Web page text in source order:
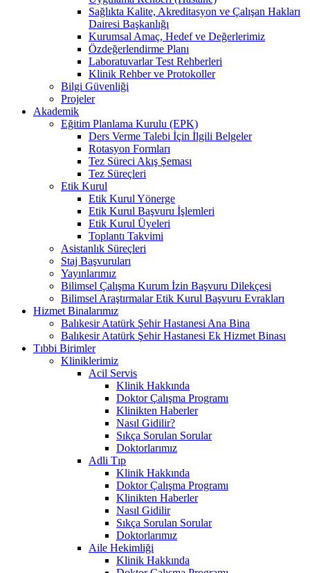
Sağlıkta Kalite, Akreditasyon ve Çalışan Hakları
Dairesi Başkanlığı
Kurumsal Amaç, Hedef ve Değerlerimiz
Özdeğerlendirme Planı
Laboratuvarlar Test Rehberleri
Klinik Rehber ve Protokoller
Bilgi Güvenliği
Projeler
Akademik
Eğitim Planlama Kurulu (EPK)
Ders Verme Talebi İçin İlgili Belgeler
Rotasyon Formları
Tez Süreci Akış Şeması
Tez Süreçleri
Etik Kurul
Etik Kurul Yönerge
Etik Kurul Başvuru İşlemleri
Etik Kurul Üyeleri
Toplantı Takvimi
Asistanlık Süreçleri
Staj Başvuruları
Yayınlarımız
Bilimsel Çalışma Kurum İzin Başvuru Dilekçesi
Bilimsel Araştırmalar Etik Kurul Başvuru Evrakları
Hizmet Binalarımız
Balıkesir Atatürk Şehir Hastanesi Ana Bina
Balıkesir Atatürk Şehir Hastanesi Ek Hizmet Binası
Tıbbi Birimler
Kliniklerimiz
Acil Servis
Klinik Hakkında
Doktor Çalışma Programı
Klinikten Haberler
Nasıl Gidilir?
Sıkça Sorulan Sorular
Doktorlarımız
Adli Tıp
Klinik Hakkında
Doktor Çalışma Programı
Klinikten Haberler
Nasıl Gidilir
Sıkça Sorulan Sorular
Doktorlarımız
Aile Hekimliği
Klinik Hakkında